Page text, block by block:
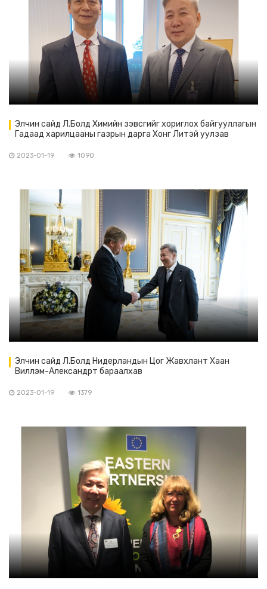
Элчин сайд Л.Болд Химийн зэвсгийг хориглох байгууллагын
Гадаад харилцааны газрын дарга Хонг Литэй уулзав
2023-01-19 1090
Элчин сайд Л.Болд Нидерландын Цог Жавхлант Хаан
Виллэм-Александрт бараалхав
2023-01-19 1379